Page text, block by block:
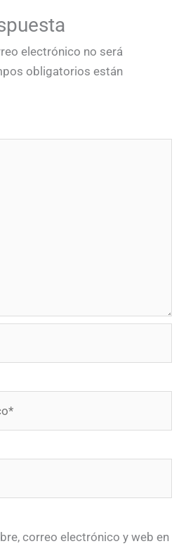
electrónico no será
obligatorios están
correo electrónico y web en